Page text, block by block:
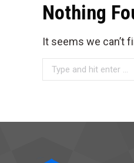
Nothing
It seems we can’t
Search: